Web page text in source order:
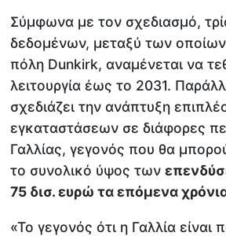
Σύμφωνα με τον σχεδιασμό,
δεδομένων, μεταξύ των
πόλη Dunkirk, αναμένεται να
λειτουργία έως το 2031.
σχεδιάζει την ανάπτυξη
εγκαταστάσεων σε διάφορες
Γαλλίας, γεγονός που θα
το συνολικό ύψος των
75 δισ. ευρώ τα επόμενα
«Το γεγονός ότι η Γαλλία είναι